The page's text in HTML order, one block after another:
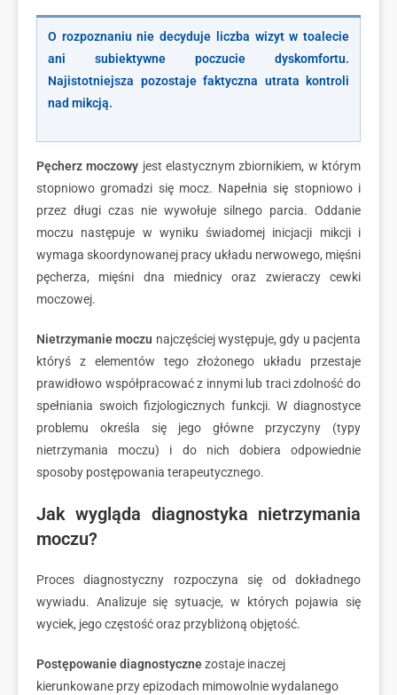
O rozpoznaniu nie decyduje liczba wizyt w toalecie
ani subiektywne poczucie dyskomfortu.
Najistotniejsza pozostaje faktyczna utrata kontroli
nad mikcją.
Pęcherz moczowy jest elastycznym zbiornikiem, w którym
stopniowo gromadzi się mocz. Napełnia się stopniowo i
przez długi czas nie wywołuje silnego parcia. Oddanie
moczu następuje w wyniku świadomej inicjacji mikcji i
wymaga skoordynowanej pracy układu nerwowego, mięśni
pęcherza, mięśni dna miednicy oraz zwieraczy cewki
moczowej.
Nietrzymanie moczu najczęściej występuje, gdy u pacjenta
któryś z elementów tego złożonego układu przestaje
prawidłowo współpracować z innymi lub traci zdolność do
spełniania swoich fizjologicznych funkcji. W diagnostyce
problemu określa się jego główne przyczyny (typy
nietrzymania moczu) i do nich dobiera odpowiednie
sposoby postępowania terapeutycznego.
Jak wygląda diagnostyka nietrzymania
moczu?
Proces diagnostyczny rozpoczyna się od dokładnego
wywiadu. Analizuje się sytuacje, w których pojawia się
wyciek, jego częstość oraz przybliżoną objętość.
Postępowanie diagnostycznezostaje inaczej
kierunkowane przy epizodach mimowolnie wydalanego